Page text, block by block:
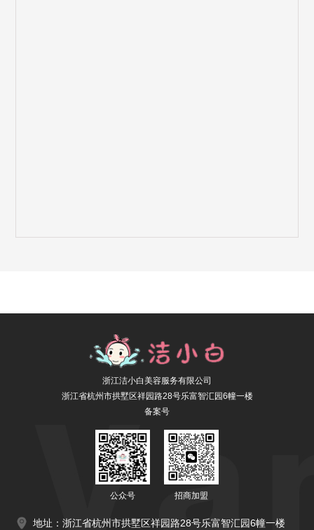
浙江洁小白美容服务有限公司
浙江省杭州市拱墅区祥园路28号乐富智汇园6幢一楼
备案号
公众号 招商加盟
地址：浙江省杭州市拱墅区祥园路28号乐富智汇园6幢一楼